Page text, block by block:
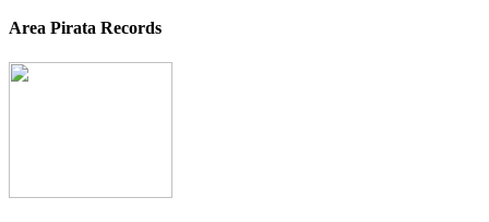
Area Pirata Records